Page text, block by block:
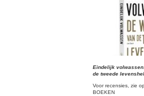
Eindelijk
de tweede
Voor recensies, zie
BOEKEN